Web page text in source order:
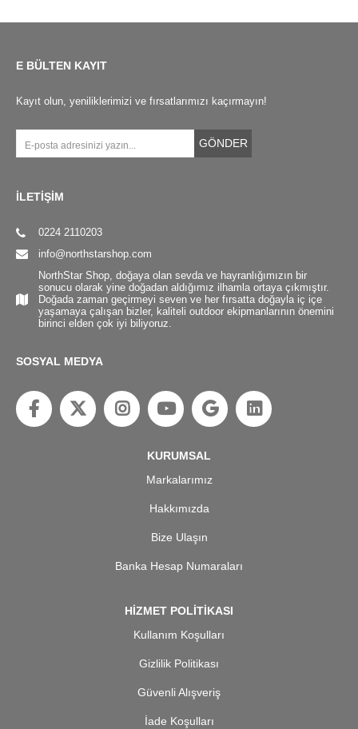
E BÜLTEN KAYIT
Kayıt olun, yeniliklerimizi ve fırsatlarımızı kaçırmayın!
GÖNDER
İLETİŞİM
0224 2110203
info@northstarshop.com
NorthStar Shop, doğaya olan sevda ve hayranlığımızın bir
sonucu olarak yine doğadan aldığımız ilhamla ortaya çıkmıştır.
Doğada zaman geçirmeyi seven ve her fırsatta doğayla iç içe
yaşamaya çalışan bizler, kaliteli outdoor ekipmanlarının önemini
birinci elden çok iyi biliyoruz.
SOSYAL MEDYA
KURUMSAL
Markalarımız
Hakkımızda
Bize Ulaşın
Banka Hesap Numaraları
HİZMET POLİTİKASI
Kullanım Koşulları
Gizlilik Politikası
Güvenli Alışveriş
İade Koşulları